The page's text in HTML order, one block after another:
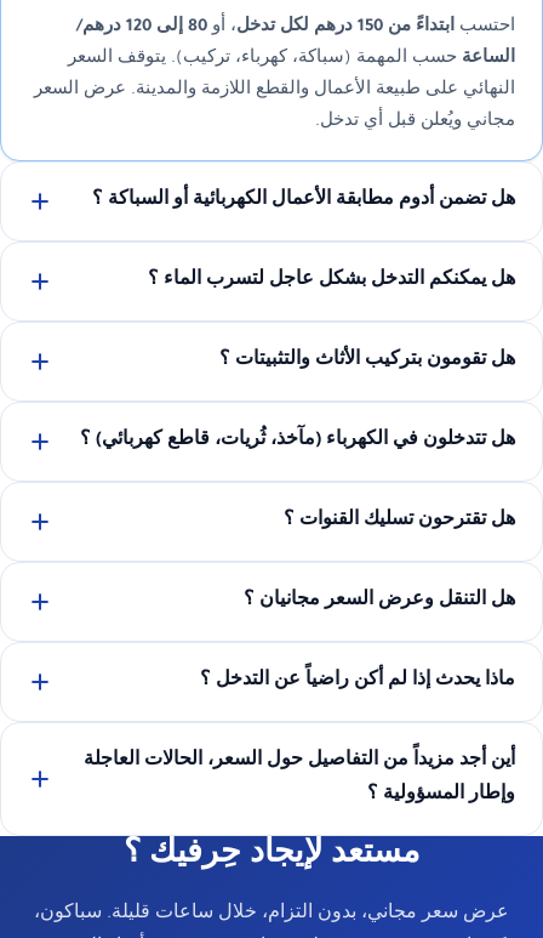
احتسب ابتداءً من 150 درهم لكل تدخل ، أو
80 إلى 120 درهم/
الساعة حسب المهمة (سباكة، كهرباء، تركيب). يتوقف السعر
النهائي على طبيعة الأعمال والقطع اللازمة والمدينة. عرض السعر
مجاني ويُعلن قبل أي تدخل.
هل تضمن أدوم مطابقة الأعمال الكهربائية أو السباكة ؟
هل يمكنكم التدخل بشكل عاجل لتسرب الماء ؟
هل تقومون بتركيب الأثاث والتثبيتات ؟
هل تتدخلون في الكهرباء (مآخذ، ثُريات، قاطع كهربائي) ؟
هل تقترحون تسليك القنوات ؟
هل التنقل وعرض السعر مجانيان ؟
ماذا يحدث إذا لم أكن راضياً عن التدخل ؟
أين أجد مزيداً من التفاصيل حول السعر، الحالات العاجلة
وإطار المسؤولية ؟
مستعد لإيجاد حِرفيك ؟
عرض سعر مجاني، بدون التزام، خلال ساعات قليلة. سباكون،